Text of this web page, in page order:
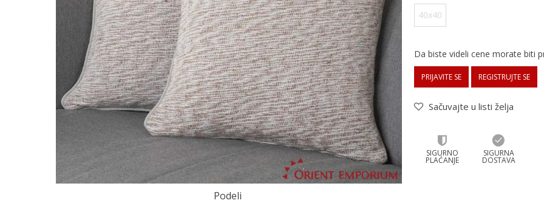
Podeli
40x40
Da biste videli cene morate biti
PRIJAVITE SE REGISTRUJTE SE
Sačuvajte u listi želja
SIGURNO
PLAĆANJE
SIGURNA
DOSTAVA